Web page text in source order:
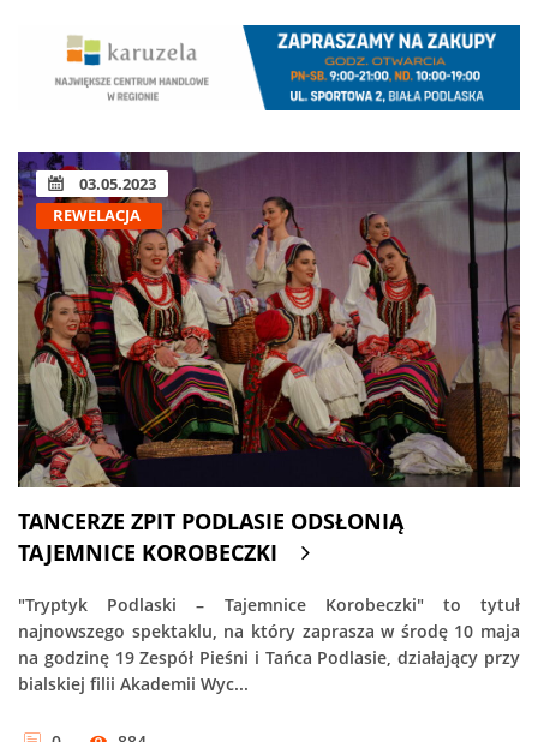
03.05.2023
REWELACJA
TANCERZE ZPIT PODLASIE ODSŁONIĄ
TAJEMNICE KOROBECZKI
"Tryptyk Podlaski – Tajemnice Korobeczki" to tytuł
najnowszego spektaklu, na który zaprasza w środę 10 maja
na godzinę 19 Zespół Pieśni i Tańca Podlasie, działający przy
bialskiej filii Akademii Wyc...